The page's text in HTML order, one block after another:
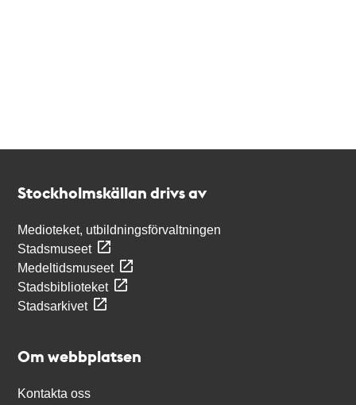
Stockholmskällan drivs av
Medioteket, utbildningsförvaltningen
Stadsmuseet
Medeltidsmuseet
Stadsbiblioteket
Stadsarkivet
Om webbplatsen
Kontakta oss